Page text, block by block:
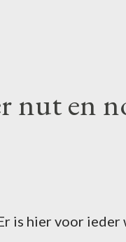
nut en
is hier voor ieder